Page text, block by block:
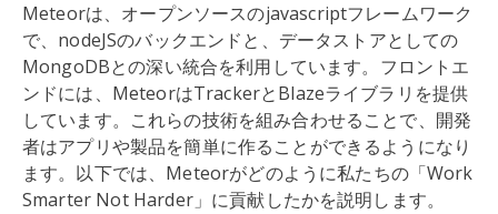
Meteorは、オープンソースのjavascriptフレームワーク
で、nodeJSのバックエンドと、データストアとしての
MongoDBとの深い統合を利用しています。フロントエ
ンドには、MeteorはTrackerとBlazeライブラリを提供
しています。これらの技術を組み合わせることで、開発
者はアプリや製品を簡単に作ることができるようになり
ます。以下では、Meteorがどのように私たちの「Work
Smarter Not Harder」に貢献したかを説明します。